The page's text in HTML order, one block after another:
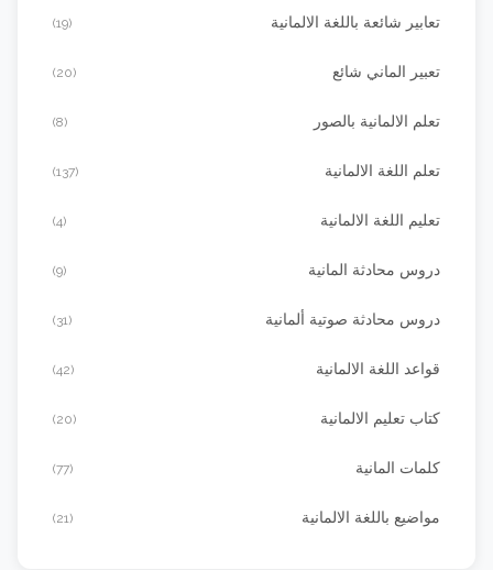
تعابير شائعة باللغة الالمانية (19)
تعبير الماني شائع (20)
تعلم الالمانية بالصور (8)
تعلم اللغة الالمانية (137)
تعليم اللغة الالمانية (4)
دروس محادثة المانية (9)
دروس محادثة صوتية ألمانية (31)
قواعد اللغة الالمانية (42)
كتاب تعليم الالمانية (20)
كلمات المانية (77)
مواضيع باللغة الالمانية (21)